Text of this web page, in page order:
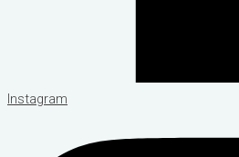
Instagram